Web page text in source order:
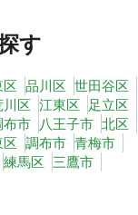
す
区 品川区 世田谷区
川区 江東区 足立区
布市 八王子市 北区
区 調布市 青梅市
練馬区 三鷹市